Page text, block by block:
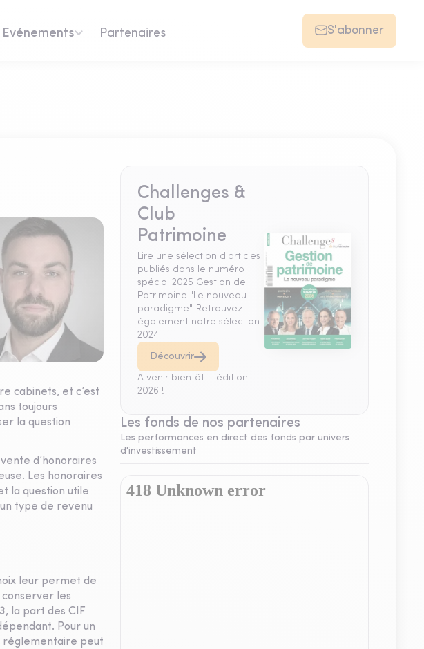
Evénements Partenaires S'abonner
cabinets, et c’est
toujours
la question
d’honoraires
Les honoraires
la question utile
type de revenu
leur permet de
les
la part des CIF
Pour un
réglementaire peut
Challenges &
Club
Patrimoine
Lire une sélection d'articles
publiés dans le numéro
spécial 2025 Gestion de
Patrimoine "Le nouveau
paradigme". Retrouvez
également notre sélection
2024.
Découvrir
A venir bientôt : l'édition
2026 !
Les fonds de nos partenaires
Les performances en direct des fonds par univers
d'investissement